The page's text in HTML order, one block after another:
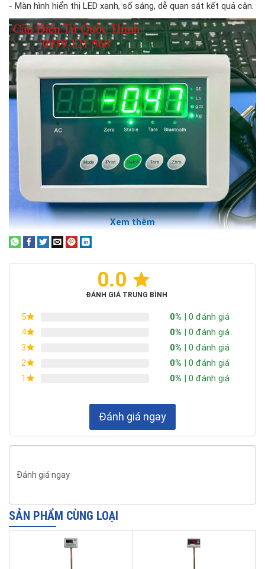
- Màn hình hiển thị LED xanh, số sáng, dễ quan sát kết quả cân.
- Bàn cân được làm bằng hợp kim thép, thiết kế chắc chắn.
- Mâm cân được làm bằng thép không gỉ, bề mặt bằng phẳng,
Xem thêm
0.0
ĐÁNH GIÁ TRUNG BÌNH
5 0% | 0 đánh giá
4
0% | 0 đánh giá
3
0% | 0 đánh giá
2
0% | 0 đánh giá
1
0% | 0 đánh giá
Đánh giá ngay
Đánh giá ngay
SẢN PHẨM CÙNG LOẠI